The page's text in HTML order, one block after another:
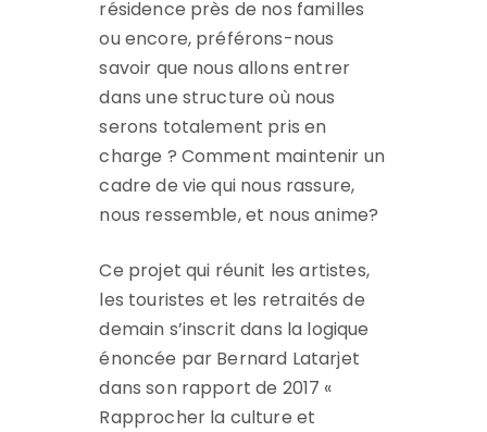
résidence près de nos familles
ou encore, préférons-nous
savoir que nous allons entrer
dans une structure où nous
serons totalement pris en
charge ? Comment maintenir un
cadre de vie qui nous rassure,
nous ressemble, et nous anime?
Ce projet qui réunit les artistes,
les touristes et les retraités de
demain s’inscrit dans la logique
énoncée par Bernard Latarjet
dans son rapport de 2017 «
Rapprocher la culture et